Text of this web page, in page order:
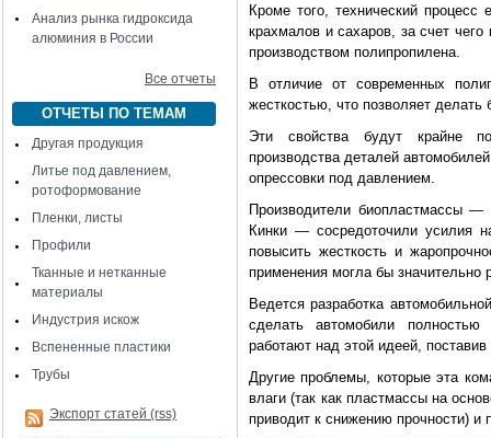
Анализ рынка гидроксида
алюминия в России
Все отчеты
ОТЧЕТЫ ПО ТЕМАМ
Другая продукция
Литье под давлением,
ротоформование
Пленки, листы
Профили
Тканные и нетканные
материалы
Индустрия искож
Вспененные пластики
Трубы
Экспорт статей (rss)
Кроме того, технический
крахмалов и сахаров, за счет
производством полипропилена.
В отличие от современных
жесткостью, что позволяет
Эти свойства будут крайне
производства деталей
опрессовки под давлением.
Производители биопластмассы
Кинки — сосредоточили усилия
повысить жесткость и
применения могла бы значительно
Ведется разработка
сделать автомобили
работают над этой идеей,
Другие проблемы, которые эта
влаги (так как пластмассы на
приводит к снижению прочности) и